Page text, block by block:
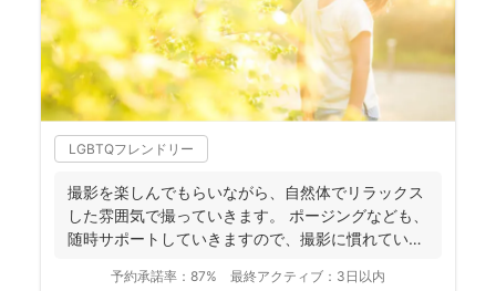
LGBTQフレンドリー
撮影を楽しんでもらいながら、自然体でリラックス
した雰囲気で撮っていきます。 ポージングなども、
随時サポートしていきますので、撮影に慣れていな
予約承諾率： 87% 最終アクティブ： 3日以内